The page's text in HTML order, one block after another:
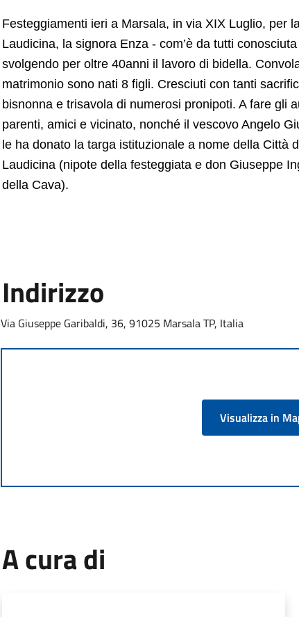
Festeggiamenti ieri a Marsala, in via XIX Luglio, per
Laudicina, la signora Enza - com’è da tutti conosciuta
svolgendo per oltre 40anni il lavoro di bidella.
matrimonio sono nati 8 figli. Cresciuti con tanti
bisnonna e trisavola di numerosi pronipoti. A fare gli
parenti, amici e vicinato, nonché il vescovo Angelo
le ha donato la targa istituzionale a nome della Città
Laudicina (nipote della festeggiata e don Giuseppe
della Cava).
Indirizzo
Via Giuseppe Garibaldi, 36, 91025 Marsala TP, Italia
Visualizza in
A cura di